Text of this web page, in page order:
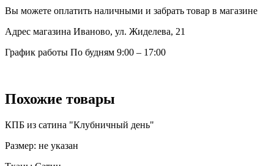
Вы можете оплатить наличными и забрать товар в магазине
Адрес магазина Иваново, ул. Жиделева, 21
График работы По будням 9:00 – 17:00
Похожие товары
КПБ из сатина "Клубничный день"
Размер: не указан